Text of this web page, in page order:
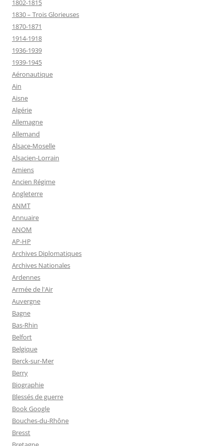
1802-1815
1830 – Trois Glorieuses
1870-1871
1914-1918
1936-1939
1939-1945
Aéronautique
Ain
Aisne
Algérie
Allemagne
Allemand
Alsace-Moselle
Alsacien-Lorrain
Amiens
Ancien Régime
Angleterre
ANMT
Annuaire
ANOM
AP-HP
Archives Diplomatiques
Archives Nationales
Ardennes
Armée de l'Air
Auvergne
Bagne
Bas-Rhin
Belfort
Belgique
Berck-sur-Mer
Berry
Biographie
Blessés de guerre
Book Google
Bouches-du-Rhône
Bresst